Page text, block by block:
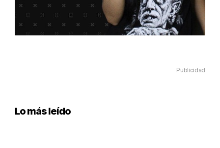
Publicidad
Lo más leído